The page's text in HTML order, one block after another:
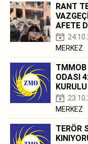
RANT
AFETE
MERKEZ
TMMOB
ODASI
MERKEZ
TERÖR